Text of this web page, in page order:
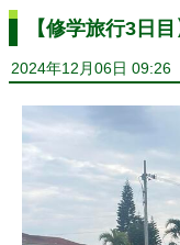
【修学旅行3日
2024年12月06日 09:26